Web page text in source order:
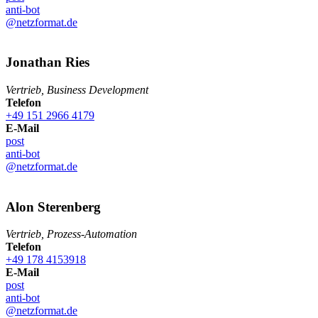
anti-bot
@netzformat.de
Jonathan Ries
Vertrieb, Business Development
Telefon
+49 151 2966 4179
E-Mail
post
anti-bot
@netzformat.de
Alon Sterenberg
Vertrieb, Prozess-Automation
Telefon
+49 178 4153918
E-Mail
post
anti-bot
@netzformat.de